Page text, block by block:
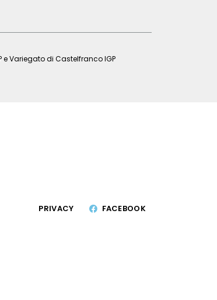
Variegato di Castelfranco IGP
PRIVACY FACEBOOK